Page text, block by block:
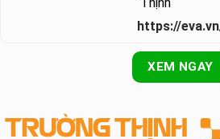
https://
XEM NGAY